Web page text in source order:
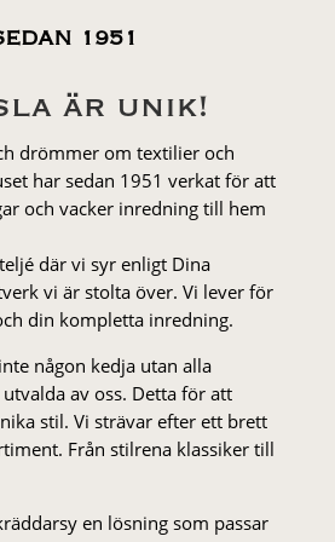
1951
är unik!
drömmer om textilier och
har sedan 1951 verkat för att
och vacker inredning till hem
där vi syr enligt Dina
vi är stolta över. Vi lever för
din kompletta inredning.
någon kedja utan alla
av oss. Detta för att
stil. Vi strä­var efter ett brett
Från stil­rena klas­siker till
en lösning som passar